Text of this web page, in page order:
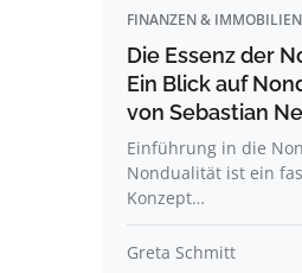
FINANZEN & IMMOBILIEN
Die Essenz der
Ein Blick auf
von Sebastian
Einführung in die
Nondualität ist ein
Konzept…
Greta Schmitt